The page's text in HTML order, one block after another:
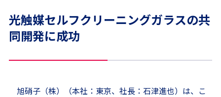
光触媒セルフクリーニングガラスの共
同開発に成功
旭硝子（株）（本社：東京、社長：石津進也）は、こ